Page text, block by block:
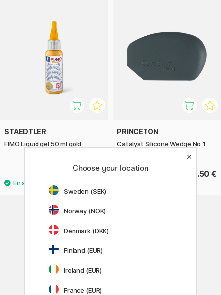
STAEDTLER
FIMO Liquid gel 50 ml gold
13.90 €
PRINCETON
Catalyst Silicone Wedge No 1
13.50 €
Choose your location
Sweden (SEK)
Norway (NOK)
Denmark (DKK)
Finland (EUR)
Ireland (EUR)
France (EUR)